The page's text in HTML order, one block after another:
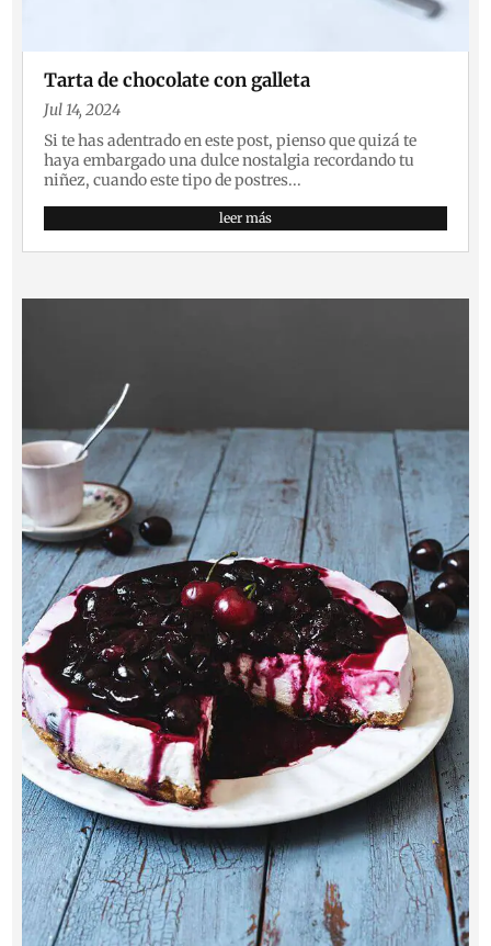
Tarta de chocolate con galleta
Jul 14, 2024
Si te has adentrado en este post, pienso que quizá te
haya embargado una dulce nostalgia recordando tu
niñez, cuando este tipo de postres...
leer más